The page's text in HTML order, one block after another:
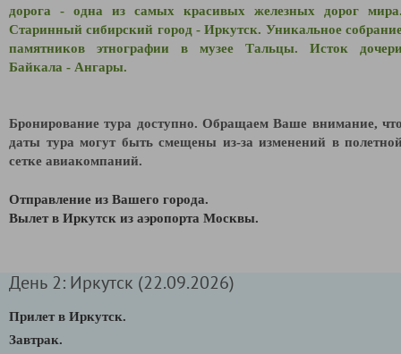
дорога - одна из самых красивых железных дорог
Старинный сибирский город - Иркутск. Уникальное
памятников этнографии в музее Тальцы. Исток
Байкала - Ангары.
Бронирование тура доступно. Обращаем Ваше внимание,
даты тура могут быть смещены из-за изменений в
сетке авиакомпаний.
Отправление из Вашего города.
Вылет в Иркутск из аэропорта Москвы.
День 2: Иркутск (22.09.2026)
Прилет в Иркутск.
Завтрак.